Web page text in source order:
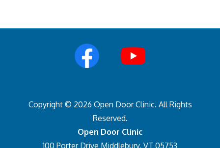
Copyright © 2026 Open Door Clinic. All Rights
Reserved.
Open Door Clinic
100 Porter Drive Middlebury, VT 05753